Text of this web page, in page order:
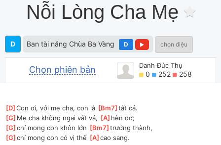
Nỗi Lòng Cha Mẹ
D Ban tài năng Chùa Ba Vàng D chọn điệu
Chọn phiên bản Danh Đức Thụ
0 252 258
[D ]
Con ơi, với mẹ cha, con là [Bm7 ]tất cả.
[G ]Mẹ cha không ngại vất vả, [A ]hèn dơ;
[G ]
chỉ mong con khôn lớn [Bm7 ]trưởng thành,
[G ]
chỉ mong con có vị thế [A ]
cao sang.